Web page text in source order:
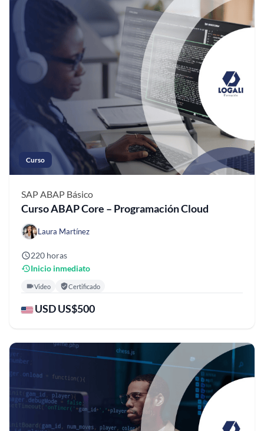
Curso
SAP ABAP Básico
Curso ABAP Core – Programación Cloud
Laura Martínez
220 horas
Inicio inmediato
Video Certificado
USD US$500